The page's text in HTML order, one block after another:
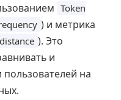
Token
) и метрика
). Это
и
пользователей на